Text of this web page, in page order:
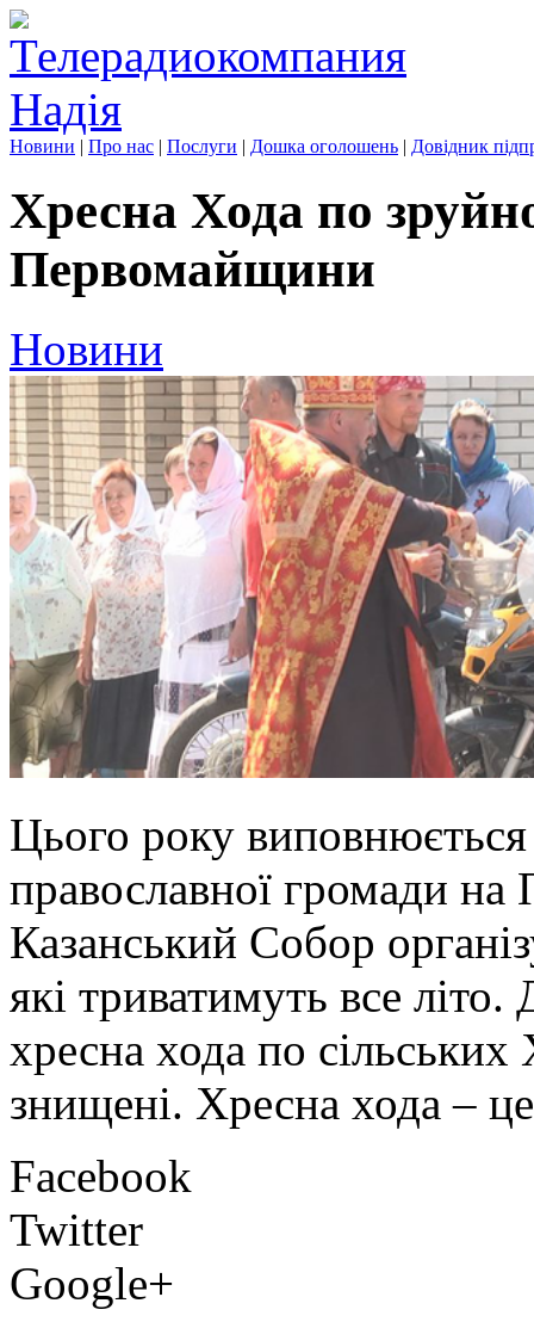
Новини | Про нас | Послуги | Дошка оголошень | Довідник
Хресна Хода по
Первомайщини
Новини
Цього року
православної громади на
Казанський Собор
які триватимуть все
хресна хода по
знищені. Хресна хода –
Facebook
Twitter
Google+